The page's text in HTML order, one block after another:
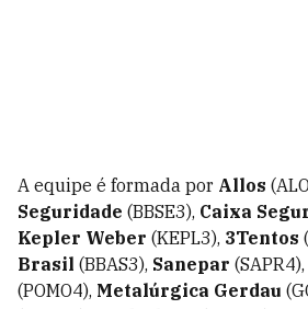
A equipe é formada por Allos
Seguridade (BBSE3), Caixa
Kepler Weber (KEPL3), 3Tentos
Brasil (BBAS3), Sanepar (SAPR4),
(POMO4), Metalúrgica Gerdau